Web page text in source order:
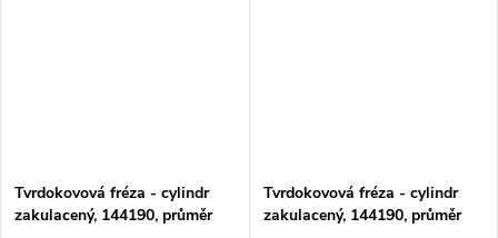
Tvrdokovová fréza - cylindr
zakulacený, 144190, průměr
Tvrdokovová fréza - cylindr
zakulacený, 144190, průměr